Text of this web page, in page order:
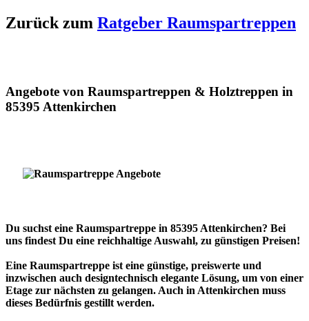
Zurück zum Ratgeber Raumspartreppen
Angebote von Raumspartreppen & Holztreppen in
85395 Attenkirchen
Du suchst eine Raumspartreppe in 85395 Attenkirchen? Bei
uns findest Du eine reichhaltige Auswahl, zu günstigen Preisen!
Eine Raumspartreppe ist eine günstige, preiswerte und
inzwischen auch designtechnisch elegante Lösung, um von einer
Etage zur nächsten zu gelangen. Auch in Attenkirchen muss
dieses Bedürfnis gestillt werden.